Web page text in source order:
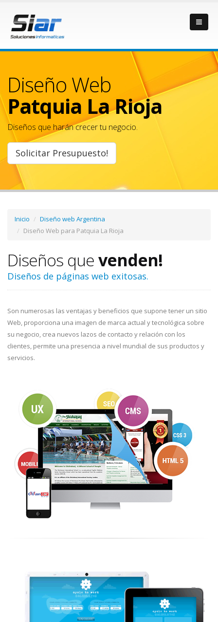
Diseño Web
Patquia La Rioja
Diseños que harán crecer tu negocio.
Solicitar Presupuesto!
Inicio
Diseño web Argentina
Diseño Web para Patquia La Rioja
Diseños quevenden!
Diseños de páginas web exitosas.
Son numerosas las ventajas y beneficios que supone tener un sitio
Web, proporciona una imagen de marca actual y tecnológica sobre
su negocio, crea nuevos lazos de contacto y relación con los
clientes, permite una presencia a nivel mundial de sus productos y
servicios.